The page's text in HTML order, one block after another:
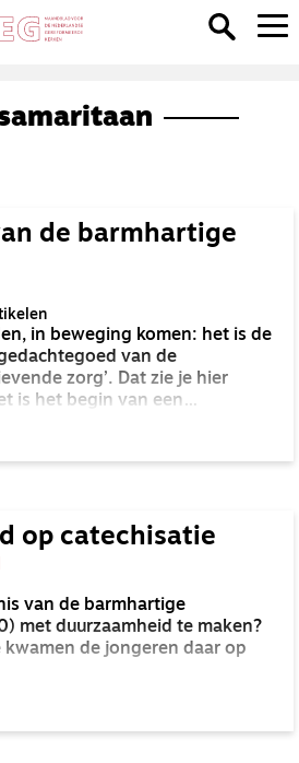
de barmhartige
in beweging komen: het is de
van de
zorg’. Dat zie je hier
is het begin van een
liefdevolle zorg, waaruit je
vraag wat goede zorg is.
op catechisatie
van de barmhartige
met duurzaamheid te maken?
kwamen de jongeren daar op